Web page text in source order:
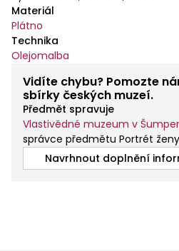
Materiál
Plátno
Technika
Olejomalba
Vidíte chybu? Pomozte
sbírky českých muzeí.
Předmět spravuje
Vlastivědné muzeum v
správce předmětu Portrét ženy
Navrhnout doplnění